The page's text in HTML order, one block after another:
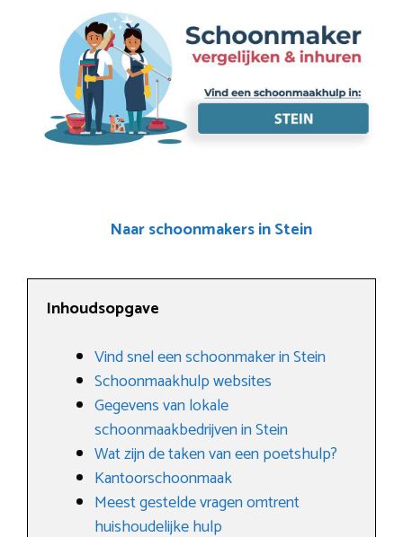
Naar schoonmakers in Stein
Inhoudsopgave
Vind snel een schoonmaker in Stein
Schoonmaakhulp websites
Gegevens van lokale
schoonmaakbedrijven in Stein
Wat zijn de taken van een poetshulp?
Kantoorschoonmaak
Meest gestelde vragen omtrent
huishoudelijke hulp